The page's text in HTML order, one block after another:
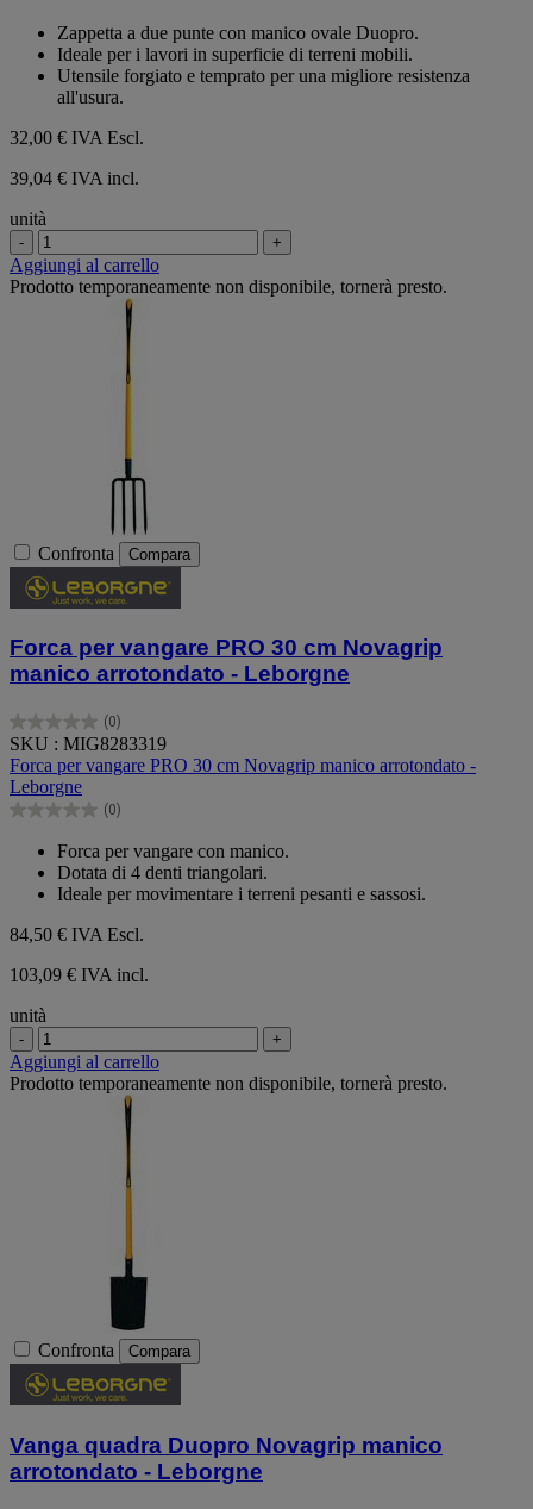
stelle.
Zappetta a due punte con manico ovale Duopro.
Ideale per i lavori in superficie di terreni mobili.
Utensile forgiato e temprato per una migliore resistenza
all'usura.
32,00 € IVA Escl.
39,04 € IVA incl.
unità
- +
Aggiungi al carrello
Prodotto temporaneamente non disponibile, tornerà presto.
Confronta Compara
Forca per vangare PRO 30 cm Novagrip
manico arrotondato - Leborgne
(0)
0.0
su
5
stelle.
SKU : MIG8283319
Forca per vangare PRO 30 cm Novagrip manico arrotondato -
Leborgne
(0)
0.0
Forca per vangare con manico.
Dotata di 4 denti triangolari.
Ideale per movimentare i terreni pesanti e sassosi.
84,50 € IVA Escl.
103,09 € IVA incl.
unità
- +
Aggiungi al carrello
Prodotto temporaneamente non disponibile, tornerà presto.
Confronta Compara
Vanga quadra Duopro Novagrip manico
arrotondato - Leborgne